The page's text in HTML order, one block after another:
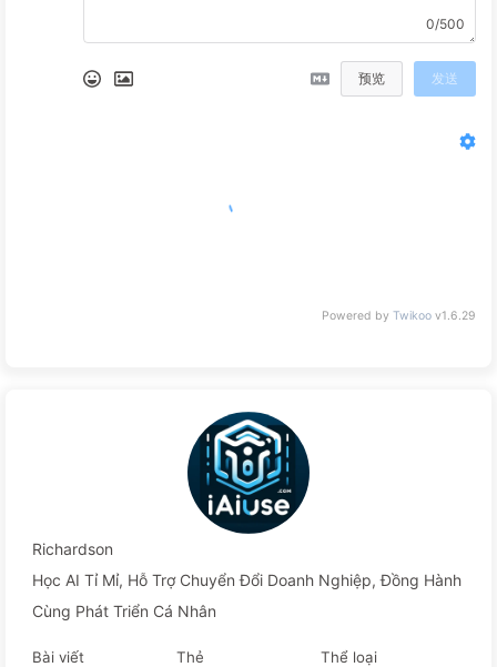
0/500
预览 发送
Powered by Twikoo v1.6.29
Richardson
Học AI Tỉ Mỉ, Hỗ Trợ Chuyển Đổi Doanh Nghiệp, Đồng Hành
Cùng Phát Triển Cá Nhân
Bài viết Thẻ Thể loại